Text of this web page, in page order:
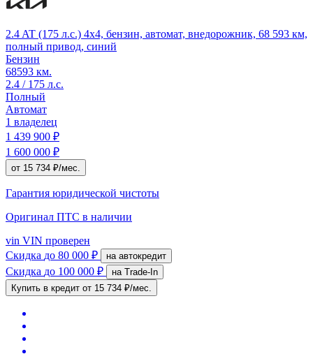
2.4 AT (175 л.с.) 4x4, бензин, автомат, внедорожник, 68 593 км,
полный привод, синий
Бензин
68593 км.
2.4 / 175 л.с.
Полный
Автомат
1 владелец
1 439 900 ₽
1 600 000 ₽
от 15 734 ₽/мес.
Гарантия юридической чистоты
Оригинал ПТС в наличии
vin VIN проверен
Скидка до 80 000 ₽ на автокредит
Скидка до 100 000 ₽
на Trade-In
Купить в кредит от 15 734 ₽/мес.